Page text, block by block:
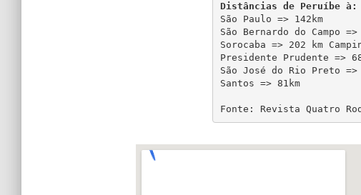
Distâncias de Peruíbe à:
São Paulo => 142km
São Bernardo do Campo =>
Sorocaba => 202 km
Presidente Prudente =>
São José do Rio Preto =>
Santos => 81km
Fonte: Revista Quatro